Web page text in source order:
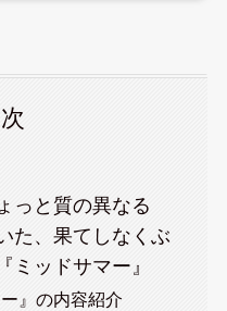
っと質の異なる
た、果てしなくぶ
ミッドサマー』
』の内容紹介